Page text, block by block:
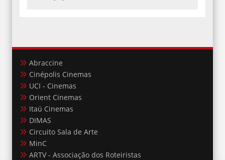
Abraccine
Cinépolis Cinemas
UCI - Cinemas
Orient Cinemas
Itaú Cinemas
DIMAS
Circuito Sala de Arte
MinC
ARTV - Associação dos Roteiristas